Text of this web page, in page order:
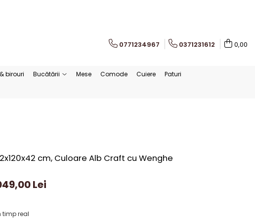
0771234967 0371231612 0,00
birouri Bucătării Mese Comode Cuiere
Paturi
cm, Culoare Alb Craft cu Wenghe
Lei
timp real